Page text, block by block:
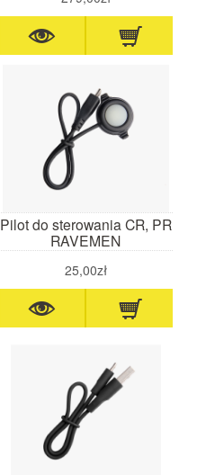
Pilot do sterowania CR, PR
RAVEMEN
25,00zł